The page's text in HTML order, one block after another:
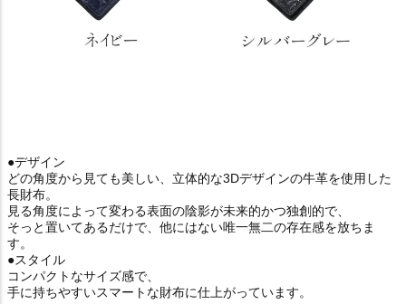
●デザイン
どの角度から見ても美しい、立体的な3Dデザインの牛革を使用した
長財布。
見る角度によって変わる表面の陰影が未来的かつ独創的で、
そっと置いてあるだけで、他にはない唯一無二の存在感を放ちま
す。
●スタイル
コンパクトなサイズ感で、
手に持ちやすいスマートな財布に仕上がっています。